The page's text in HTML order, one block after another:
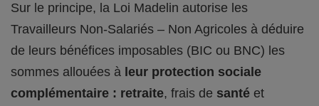
Sur le principe, la Loi Madelin autorise les
Travailleurs Non-Salariés – Non Agricoles à déduire
de leurs bénéfices imposables (BIC ou BNC) les
sommes allouées à leur protection sociale
complémentaire : retraite, frais de santé et